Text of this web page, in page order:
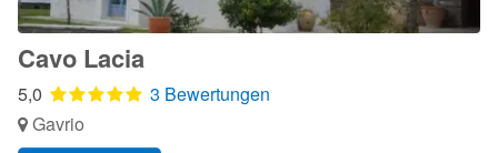
Cavo Lacia
5,0
3 Bewertungen
Gavrio